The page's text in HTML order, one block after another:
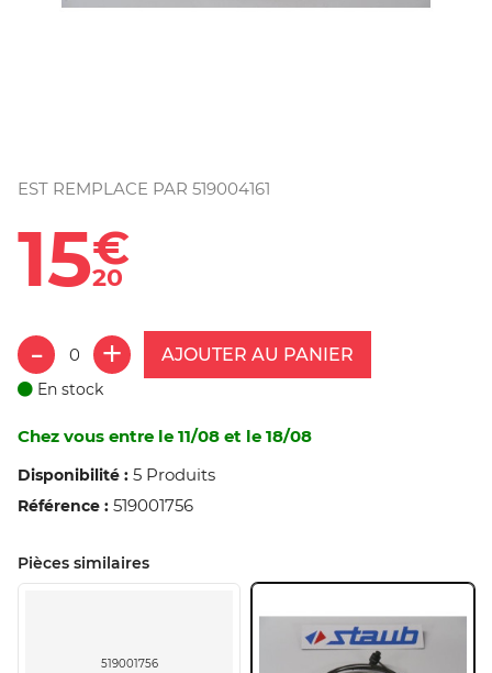
EST REMPLACE PAR 519004161
15€
20
AJOUTER AU PANIER
En stock
Chez vous entre le 11/08 et le 18/08
Disponibilité : 5 Produits
Référence : 519001756
Pièces similaires
519001756